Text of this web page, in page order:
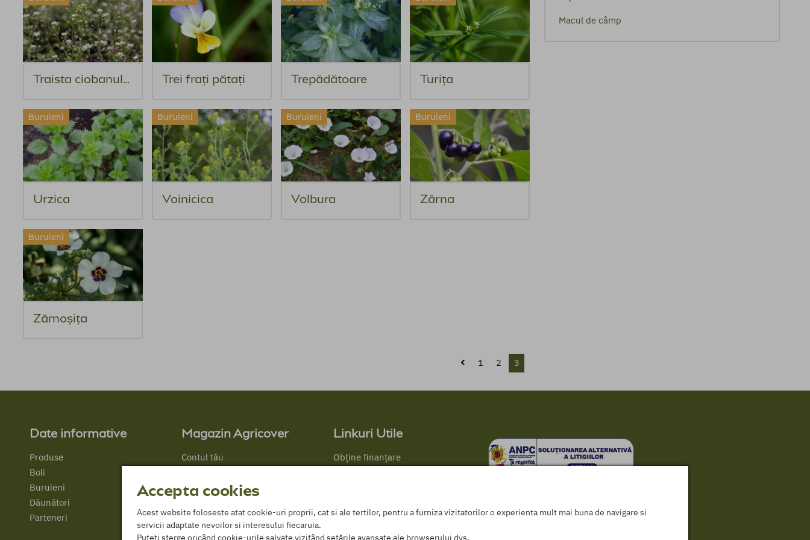
Traista ciobanului Trei frați pătați Trepădătoare Turița
Buruieni
Urzica
Buruieni
Voinicica
Buruieni
Volbura
Buruieni
Zârna
Buruieni
Zămoșița
1 2 3
Macul de câmp
Date informative
Produse
Boli
Buruieni
Dăunători
Parteneri
Magazin Agricover
Contul tău
Cum comand?
Linkuri Utile
Obține finanțare
ANPC
Certificat comercializare PPP
Accepta cookies
Acest website foloseste atat cookie-uri proprii, cat si ale tertilor, pentru a furniza vizitatorilor o experienta mult mai buna de navigare si
servicii adaptate nevoilor si interesului fiecaruia.
Puteți șterge oricând cookie-urile salvate vizitând setările avansate ale browserului dvs.